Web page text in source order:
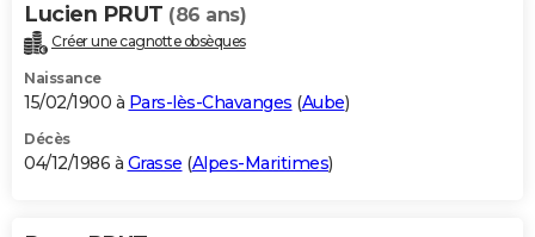
Lucien PRUT (86 ans)
Créer une cagnotte obsèques
Naissance
15/02/1900 à Pars-lès-Chavanges (Aube)
Décès
04/12/1986 à Grasse (Alpes-Maritimes)